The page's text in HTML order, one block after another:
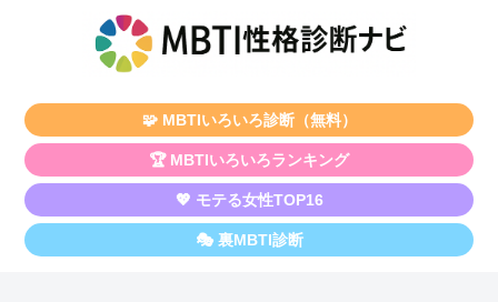
🧩 MBTIいろいろ診断（無料）
🏆 MBTIいろいろランキング
💖 モテる女性TOP16
🎭 裏MBTI診断